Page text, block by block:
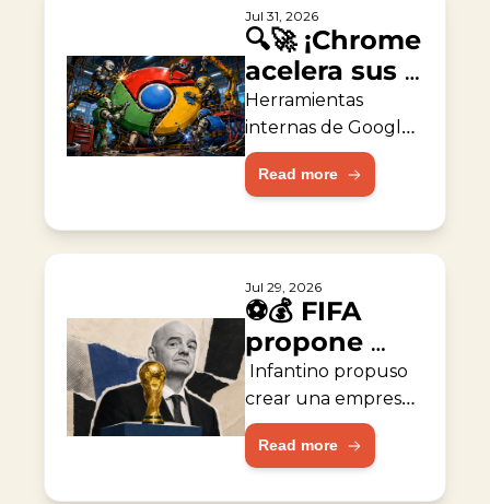
Jul 31, 2026
🔍🚀 ¡Chrome
acelera sus
reparaciones
con IA!
Herramientas
internas de Google
ayudaron a corregir
fallas de seguridad
Read more
Jul 29, 2026
⚽💰 FIFA
propone
empresa de
capital
privado
Infantino propuso
crear una empresa
valorada en
$20,000 millones
Read more